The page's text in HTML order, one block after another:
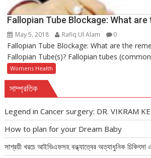
Fallopian Tube Blockage: What are
May 5, 2018 Rafiq Ul Alam 0
Fallopian Tube Blockage: What are the
Fallopian Tube(s)? Fallopian tubes
Womens Health
সাম্প্রতিক
Legend in Cancer surgery: DR. VIKRAM
How to plan for your Dream Baby
সাশ্রয়ী খরচে আইভিএফসহ বন্ধ্যাত্বের অত্যাধুনিক